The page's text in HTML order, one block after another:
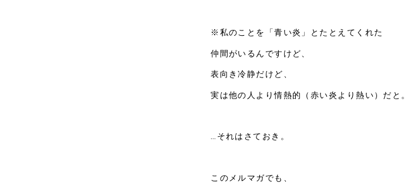
※私のことを「青い炎」とたとえてくれた
仲間がいるんですけど、
表向き冷静だけど、
実は他の人より情熱的（赤い炎より熱い）だと。
…それはさておき。
このメルマガでも、